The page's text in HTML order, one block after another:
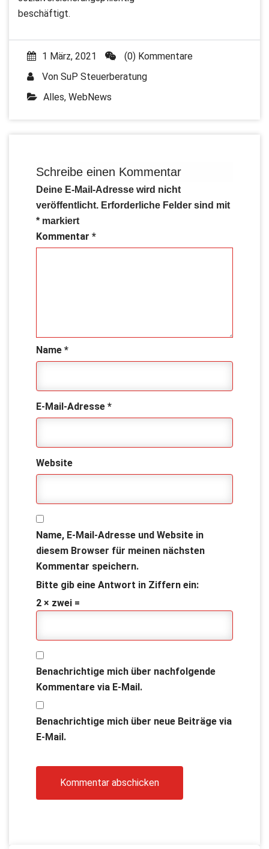
beschäftigt.
1 März, 2021
(0) Kommentare
Von SuP Steuerberatung
Alles, WebNews
Schreibe einen Kommentar
Deine E-Mail-Adresse wird nicht
veröffentlicht. Erforderliche Felder sind mit
* markiert
Kommentar *
Name *
E-Mail-Adresse *
Website
Name, E-Mail-Adresse und Website in
diesem Browser für meinen nächsten
Kommentar speichern.
Bitte gib eine Antwort in Ziffern ein:
2 × zwei =
Benachrichtige mich über nachfolgende
Kommentare via E-Mail.
Benachrichtige mich über neue Beiträge via
E-Mail.